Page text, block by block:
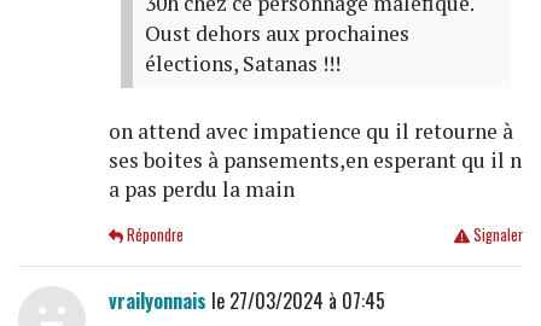
Oust dehors aux prochaines
élections, Satanas !!!
on attend avec impatience qu il retourne à
ses boites à pansements,en esperant qu il n
a pas perdu la main
Signaler
Répondre
vrailyonnais le 27/03/2024 à 07:45